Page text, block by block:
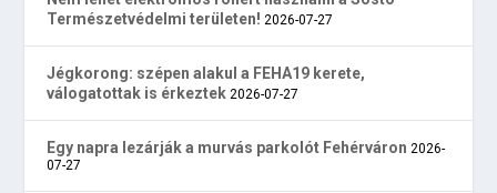
Természetvédelmi területen! 2026-07-27
Jégkorong: szépen alakul a FEHA19 kerete,
válogatottak is érkeztek 2026-07-27
Egy napra lezárják a murvás parkolót Fehérváron 2026-
07-27